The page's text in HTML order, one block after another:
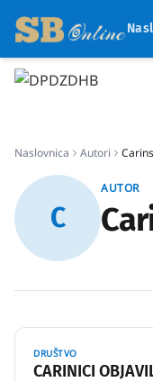
Naslovnica Autori
C
AUTOR
DRUŠTVO
CARINICI